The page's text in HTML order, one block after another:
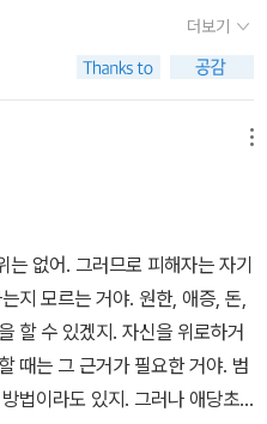
한 반복이 아닌 변주로 느끼게
복한다는 것이 아주 새로운것도
책을 두번 읽는 기분이었다. 헥
인 장면에서 ' 다음 이시간에 '
새로운 이야기들을 기대해본
2권, 책이 실하고, 표지도 맘에
던 미야베 미유키의 작품들에
민' , '죄를 미워하되 인간을 미워
야기.가 나온다. 지금까지 '인
를 좋아했었는데, 이렇게 또 지
기를 하다니, 미야베 미유키는
무지하게 공감가지만, 동시에
더보기
는 없어. 그러므로 피해자는 자기
지 모르는 거야. 원한, 애증, 돈,
할 수 있겠지. 자신을 위로하거
때는 그 근거가 필요한 거야. 범
법이라도 있지. 그러나 애당초